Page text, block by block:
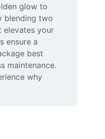
glow to
blending two
elevates your
ensure a
best
maintenance.
why